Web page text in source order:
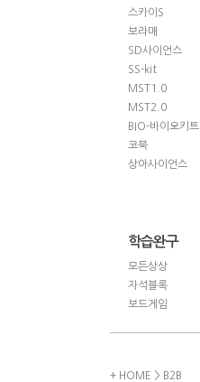
스카이S
보라매
SD사이언스
SS-kit
MST1.0
MST2.0
BIO-바이오키트
코북
상아사이언스
학습완구
모든상상
자석블록
보드게임
+ HOME > B2B